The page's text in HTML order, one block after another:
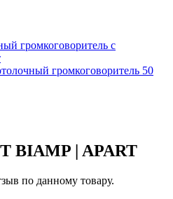
громкоговоритель 50
BIAMP | APART
по данному товару.